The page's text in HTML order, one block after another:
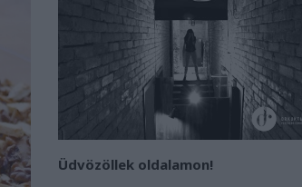
Üdvözöllek oldalamon!